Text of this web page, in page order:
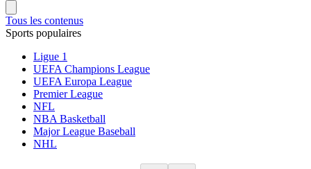
Tous les contenus
Sports populaires
Ligue 1
UEFA Champions League
UEFA Europa League
Premier League
NFL
NBA Basketball
Major League Baseball
NHL